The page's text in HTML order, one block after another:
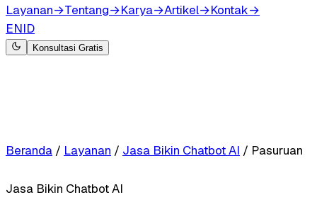
Layanan→Tentang→Karya→Artikel→Kontak→
ENID
Konsultasi Gratis
Beranda / Layanan / Jasa Bikin Chatbot AI / Pasuruan
Jasa Bikin Chatbot AI